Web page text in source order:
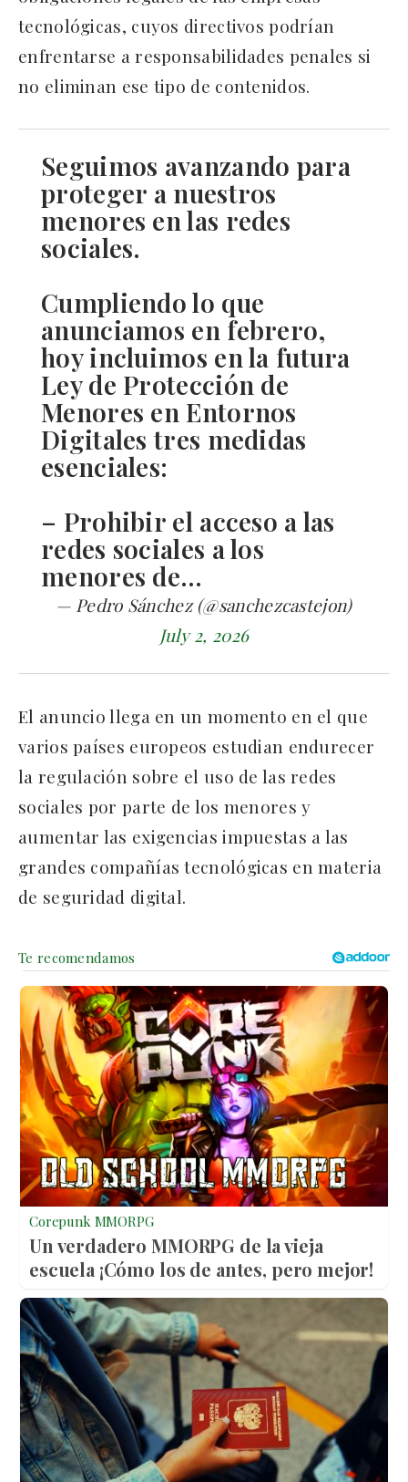
tecnológicas, cuyos directivos podrían
enfrentarse a responsabilidades penales si
no eliminan ese tipo de contenidos.
Seguimos avanzando para
proteger a nuestros
menores en las redes
sociales.
Cumpliendo lo que
anunciamos en febrero,
hoy incluimos en la futura
Ley de Protección de
Menores en Entornos
Digitales tres medidas
esenciales:
– Prohibir el acceso a las
redes sociales a los
menores de…
— Pedro Sánchez (@sanchezcastejon)
July 2, 2026
El anuncio llega en un momento en el que
varios países europeos estudian endurecer
la regulación sobre el uso de las redes
sociales por parte de los menores y
aumentar las exigencias impuestas a las
grandes compañías tecnológicas en materia
de seguridad digital.
Corepunk MMORPG
Un verdadero MMORPG de la vieja
escuela ¡Cómo los de antes, pero mejor!